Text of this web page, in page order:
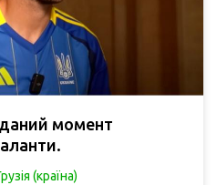
даний момент
(країна)